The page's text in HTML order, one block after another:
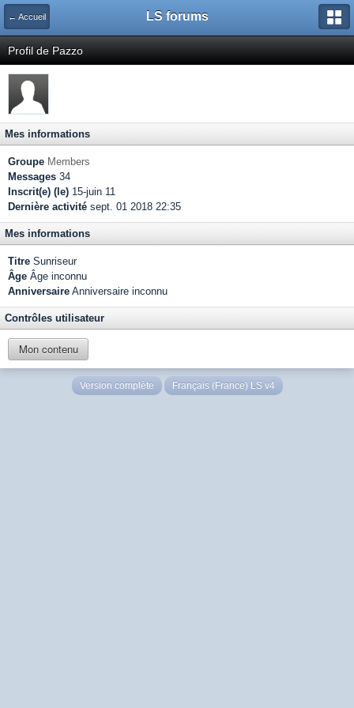
← Accueil LS forums
Profil de Pazzo
Mes informations
Groupe Members
Messages 34
Inscrit(e) (le) 15-juin 11
Dernière activité sept. 01 2018 22:35
Mes informations
Titre Sunriseur
Âge Âge inconnu
Anniversaire Anniversaire inconnu
Contrôles utilisateur
Mon contenu
Version complète Français (France) LS v4